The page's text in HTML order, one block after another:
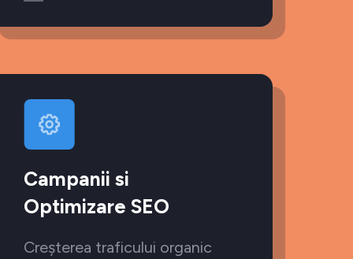
Campanii si
Optimizare SEO
Creșterea traficului organic